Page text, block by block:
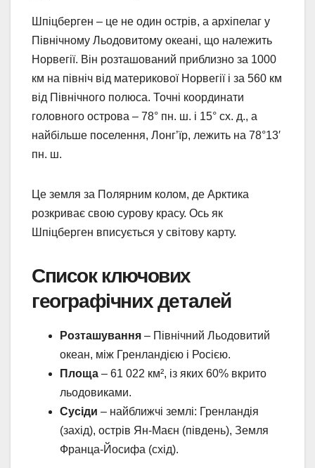
Шпіцберген – це не один острів, а архіпелаг у
Північному Льодовитому океані, що належить
Норвегії. Він розташований приблизно за 1000
км на північ від материкової Норвегії і за 560 км
від Північного полюса. Точні координати
головного острова – 78° пн. ш. і 15° сх. д., а
найбільше поселення, Лонг’їр, лежить на 78°13′
пн. ш.
Це земля за Полярним колом, де Арктика
розкриває свою сурову красу. Ось як
Шпіцберген вписується у світову карту.
Список ключових
географічних деталей
Розташування – Північний Льодовитий
океан, між Гренландією і Росією.
Площа – 61 022 км², із яких 60% вкрито
льодовиками.
Сусіди – найближчі землі: Гренландія
(захід), острів Ян-Маєн (південь), Земля
Франца-Йосифа (схід).